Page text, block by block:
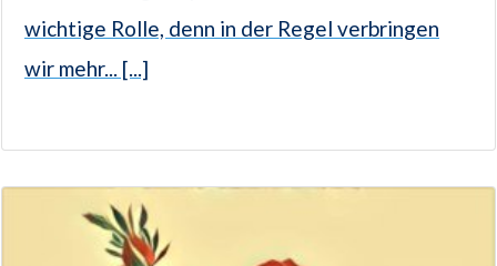
wichtige Rolle, denn in der Regel verbringen
wir mehr... [...]